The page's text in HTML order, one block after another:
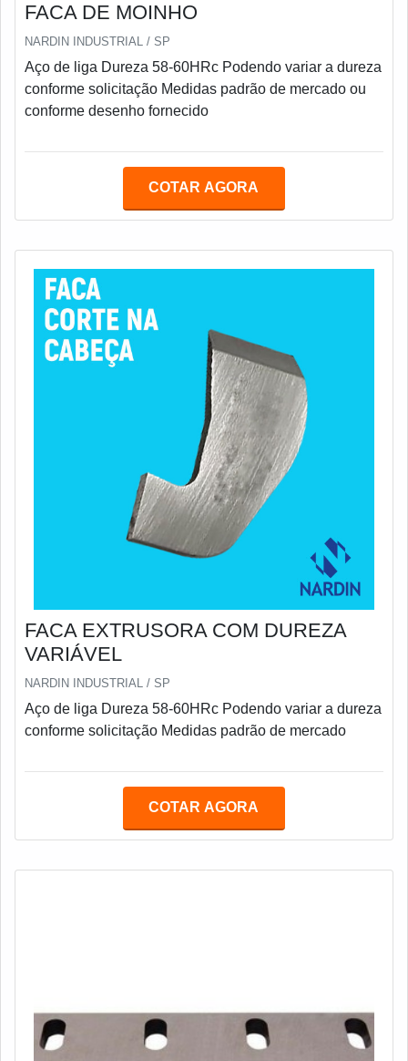
FACA DE MOINHO
NARDIN INDUSTRIAL / SP
Aço de liga Dureza 58-60HRc Podendo variar a dureza
conforme solicitação Medidas padrão de mercado ou
conforme desenho fornecido
COTAR AGORA
FACA EXTRUSORA COM DUREZA
VARIÁVEL
NARDIN INDUSTRIAL / SP
Aço de liga Dureza 58-60HRc Podendo variar a dureza
conforme solicitação Medidas padrão de mercado
COTAR AGORA